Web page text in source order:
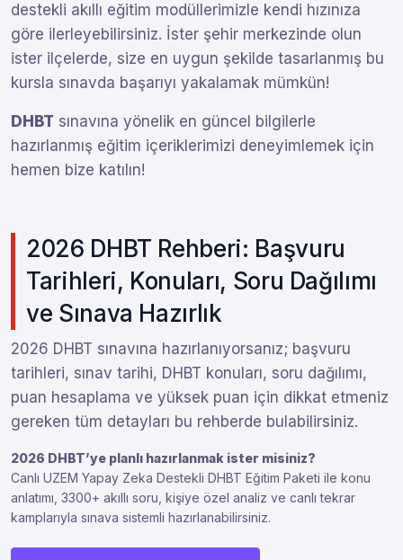
destekli akıllı eğitim modüllerimizle kendi hızınıza
göre ilerleyebilirsiniz. İster şehir merkezinde olun
ister ilçelerde, size en uygun şekilde tasarlanmış bu
kursla sınavda başarıyı yakalamak mümkün!
DHBT sınavına yönelik en güncel bilgilerle
hazırlanmış eğitim içeriklerimizi deneyimlemek için
hemen bize katılın!
2026 DHBT Rehberi: Başvuru
Tarihleri, Konuları, Soru Dağılımı
ve Sınava Hazırlık
2026 DHBT sınavına hazırlanıyorsanız; başvuru
tarihleri, sınav tarihi, DHBT konuları, soru dağılımı,
puan hesaplama ve yüksek puan için dikkat etmeniz
gereken tüm detayları bu rehberde bulabilirsiniz.
2026 DHBT’ye planlı hazırlanmak ister misiniz?
Canlı UZEM Yapay Zeka Destekli DHBT Eğitim Paketi ile konu
anlatımı, 3300+ akıllı soru, kişiye özel analiz ve canlı tekrar
kamplarıyla sınava sistemli hazırlanabilirsiniz.